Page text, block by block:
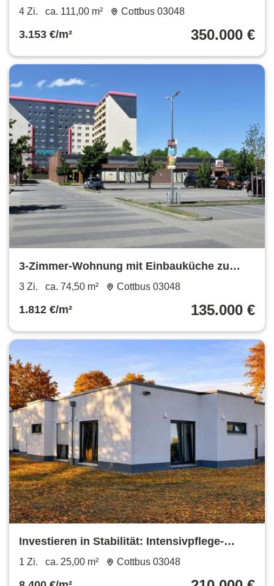
Provisionsfrei
4 Zi. ca. 111,00 m² Cottbus 03048
3.153 €/m² 350.000 €
3-Zimmer-Wohnung mit Einbauküche zu
verkaufen
3 Zi. ca. 74,50 m² Cottbus 03048
1.812 €/m² 135.000 €
Investieren in Stabilität: Intensivpflege-
Apartment in Cottbus mit 5,5%
1 Zi. ca. 25,00 m² Cottbus 03048